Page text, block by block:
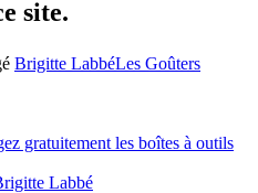
site.
Brigitte LabbéLes Goûters
gratuitement les boîtes à outils
Labbé